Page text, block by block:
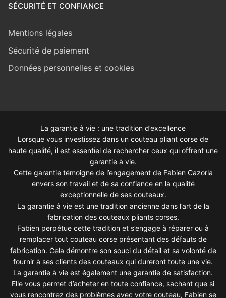
SÉCURITÉ ET CONFIANCE
Mentions légales
Sécurité de paiement
Données personnelles et cookies
La garantie à vie : une tradition d’excellence
Lorsque vous investissez dans un couteau pliant corse de
haute qualité, il est essentiel de rechercher ceux qui offrent une
garantie à vie.
Cette garantie témoigne de l’engagement de Fabien Cazorla
envers son travail et de sa confiance en la qualité
exceptionnelle de ses couteaux.
La garantie à vie est une tradition ancienne dans l’art de la
fabrication des couteaux pliants corses.
Fabien perpétue cette tradition et s’engage à réparer ou à
remplacer tout couteau corse présentant des défauts de
fabrication. Cela démontre son souci du détail et sa volonté de
fournir à ses clients des couteaux qui dureront toute une vie.
La garantie à vie est également une garantie de satisfaction.
Elle vous permet d’acheter en toute confiance, sachant que si
vous rencontrez des problèmes avec votre couteau, Fabien se